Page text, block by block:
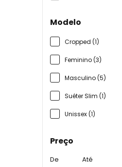
Modelo
Cropped (1)
Feminino (3)
Masculino (5)
Suéter Slim (1)
Unissex (1)
Preço
De Até